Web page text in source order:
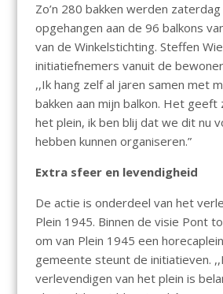
Zo’n 280 bakken werden
opgehangen aan de 96 balkons
van de Winkelstichting. Steffen
initiatiefnemers vanuit de
,,Ik hang zelf al jaren samen met
bakken aan mijn balkon. Het geeft
het plein, ik ben blij dat we dit nu
hebben kunnen organiseren.”
Extra sfeer en levendigheid
De actie is onderdeel van het
Plein 1945. Binnen de visie Pont
om van Plein 1945 een
gemeente steunt de initiatieven.
verlevendigen van het plein is